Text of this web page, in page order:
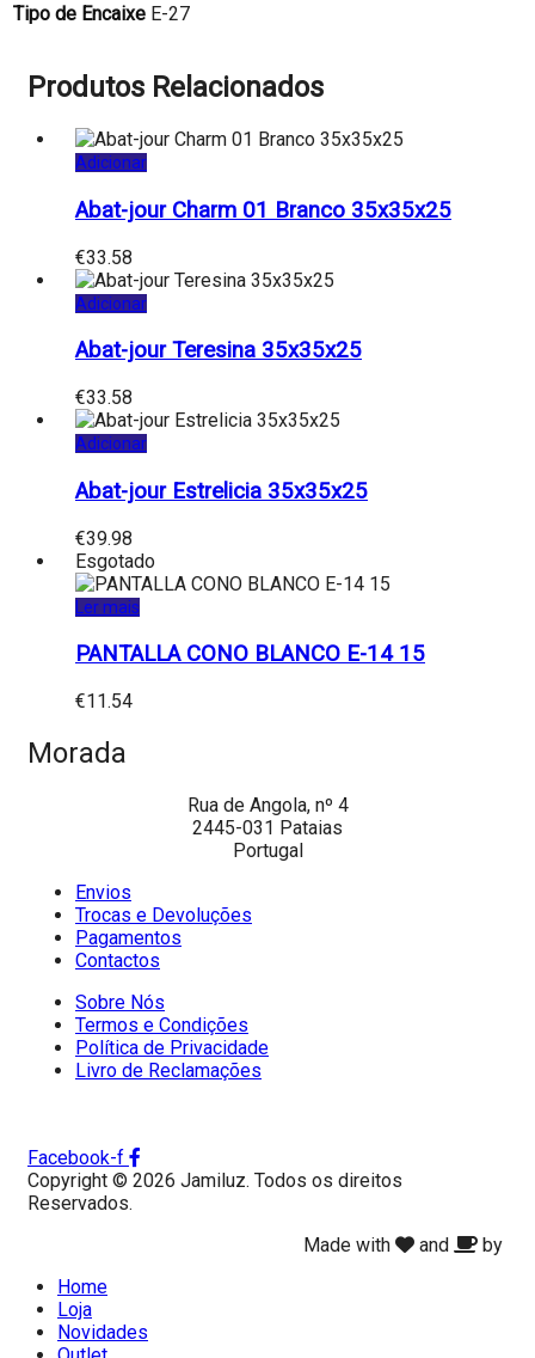
Tipo de Encaixe E-27
Produtos Relacionados
Adicionar
Abat-jour Charm 01 Branco 35x35x25
€33.58
Adicionar
Abat-jour Teresina 35x35x25
€33.58
Adicionar
Abat-jour Estrelicia 35x35x25
€39.98
Esgotado
Ler mais
PANTALLA CONO BLANCO E-14 15
€11.54
Morada
Rua de Angola, nº 4
2445-031 Pataias
Portugal
Envios
Trocas e Devoluções
Pagamentos
Contactos
Sobre Nós
Termos e Condições
Política de Privacidade
Livro de Reclamações
Facebook-f
Copyright © 2026 Jamiluz. Todos os direitos
Reservados.
Made with
and
by
Home
Loja
Novidades